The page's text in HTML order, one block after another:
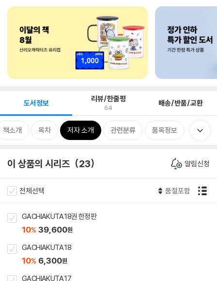
도서정보 리뷰/한줄평
64 배송/반품/교환
책소개 목차 저자 소개 관련분류 품목정보
이 상품의 시리즈 23 알림신청
전체선택 품절포함
GACHIAKUTA 18권 한정판
10% 39,600원
GACHIAKUTA 18
10% 6,300원
GACHIAKUTA 17